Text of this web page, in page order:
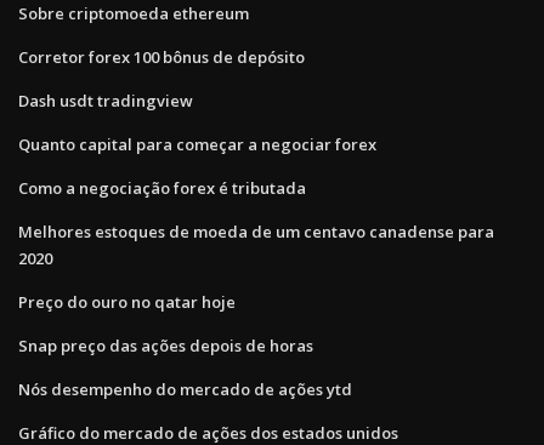
Sobre criptomoeda ethereum
Corretor forex 100 bônus de depósito
Dash usdt tradingview
Quanto capital para começar a negociar forex
Como a negociação forex é tributada
Melhores estoques de moeda de um centavo canadense para
2020
Preço do ouro no qatar hoje
Snap preço das ações depois de horas
Nós desempenho do mercado de ações ytd
Gráfico do mercado de ações dos estados unidos